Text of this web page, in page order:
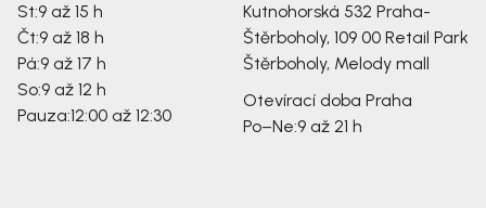
St:9 až 15 h
Čt:9 až 18 h
Pá:9 až 17 h
So:9 až 12 h
Pauza:12:00 až 12:30
Kutnohorská 532 Praha-
Štěrboholy, 109 00 Retail Park
Štěrboholy, Melody mall
Otevírací doba Praha
Po–Ne:9 až 21 h